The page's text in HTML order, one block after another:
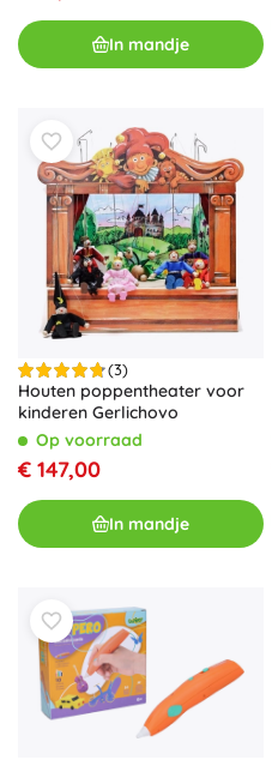
In mandje
(3)
Houten poppentheater voor
kinderen Gerlichovo
Op voorraad
€ 147,00
In mandje